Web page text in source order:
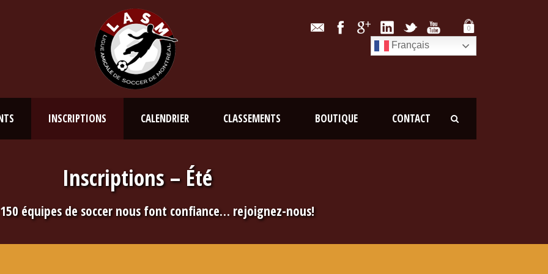
0
Français
INSCRIPTIONS CALENDRIER CLASSEMENTS BOUTIQUE CONTACT
Inscriptions – Été
équipes de soccer nous font confiance… rejoignez-nous!